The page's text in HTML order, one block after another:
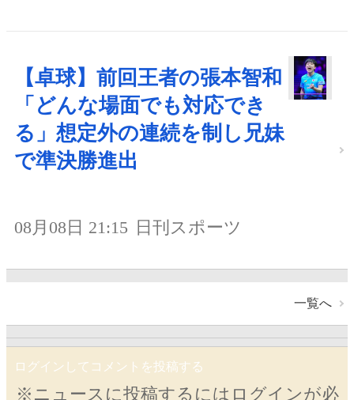
【卓球】前回王者の張本智和
「どんな場面でも対応でき
る」想定外の連続を制し兄妹
で準決勝進出
08月08日 21:15 日刊スポーツ
一覧へ
ログインしてコメントを投稿する
※ニュースに投稿するにはログインが必